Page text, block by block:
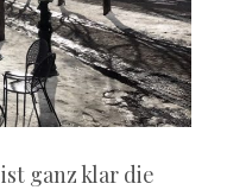
ganz klar die